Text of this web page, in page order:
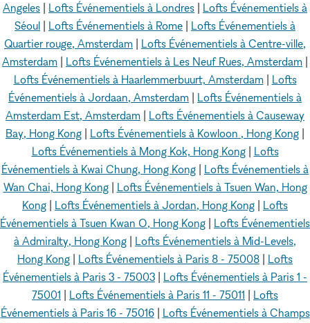
Angeles
Lofts Événementiels à Londres
Lofts Événementiels à
Séoul
Lofts Événementiels à Rome
Lofts Événementiels à
Quartier rouge, Amsterdam
Lofts Événementiels à Centre-ville,
Amsterdam
Lofts Événementiels à Les Neuf Rues, Amsterdam
Lofts Événementiels à Haarlemmerbuurt, Amsterdam| Lofts
Événementiels à Jordaan, Amsterdam
Lofts Événementiels à
Amsterdam Est, Amsterdam
Lofts Événementiels à Causeway
Bay, Hong Kong
Lofts Événementiels à Kowloon , Hong Kong
Lofts Événementiels à Mong Kok, Hong Kong| Lofts
Événementiels à Kwai Chung, Hong Kong
Lofts Événementiels à
Wan Chai, Hong Kong| Lofts Événementiels à Tsuen Wan, Hong
Kong
Lofts Événementiels à Jordan, Hong Kong
Lofts
Événementiels à Tsuen Kwan O, Hong Kong
Lofts Événementiels
à Admiralty, Hong Kong
Lofts Événementiels à Mid-Levels,
Hong Kong
Lofts Événementiels à Paris 8 - 75008
Lofts
Événementiels à Paris 3 - 75003
Lofts Événementiels à Paris 1 -
75001
Lofts Événementiels à Paris 11 - 75011
Lofts
Événementiels à Paris 16 - 75016| Lofts Événementiels à Champs